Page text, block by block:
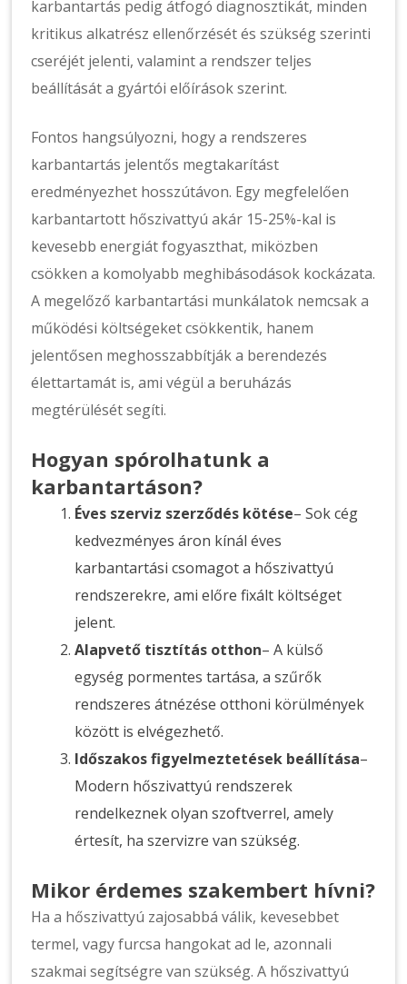
karbantartás pedig átfogó diagnosztikát, minden
kritikus alkatrész ellenőrzését és szükség szerinti
cseréjét jelenti, valamint a rendszer teljes
beállítását a gyártói előírások szerint.
Fontos hangsúlyozni, hogy a rendszeres
karbantartás jelentős megtakarítást
eredményezhet hosszútávon. Egy megfelelően
karbantartott hőszivattyú akár 15-25%-kal is
kevesebb energiát fogyaszthat, miközben
csökken a komolyabb meghibásodások kockázata.
A megelőző karbantartási munkálatok nemcsak a
működési költségeket csökkentik, hanem
jelentősen meghosszabbítják a berendezés
élettartamát is, ami végül a beruházás
megtérülését segíti.
Hogyan spórolhatunk a
karbantartáson?
Éves szerviz szerződés kötése– Sok cég
kedvezményes áron kínál éves
karbantartási csomagot a hőszivattyú
rendszerekre, ami előre fixált költséget
jelent.
Alapvető tisztítás otthon– A külső
egység pormentes tartása, a szűrők
rendszeres átnézése otthoni körülmények
között is elvégezhető.
Időszakos figyelmeztetések beállítása–
Modern hőszivattyú rendszerek
rendelkeznek olyan szoftverrel, amely
értesít, ha szervizre van szükség.
Mikor érdemes szakembert hívni?
Ha a hőszivattyú zajosabbá válik, kevesebbet
termel, vagy furcsa hangokat ad le, azonnali
szakmai segítségre van szükség. A hőszivattyú